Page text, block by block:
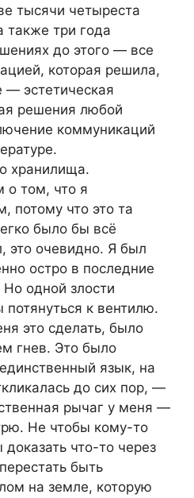
тысячи четыреста
также три года
до этого — все
которая решила,
— эстетическая
решения любой
коммуникаций
хранилища.
о том, что я
потому что это та
было бы всё
это очевидно. Я был
остро в последние
одной злости
потянуться к вентилю.
это сделать, было
гнев. Это было
язык, на
до сих пор, —
рычаг у меня —
Не чтобы кому-то
что-то через
быть
на земле, которую